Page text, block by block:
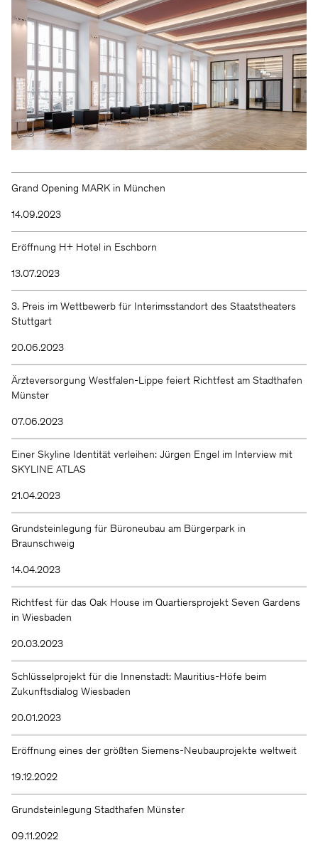
Grand Opening MARK in München
14.09.2023
Eröffnung H+ Hotel in Eschborn
13.07.2023
3. Preis im Wettbewerb für Interimsstandort des Staatstheaters
Stuttgart
20.06.2023
Ärzteversorgung Westfalen-Lippe feiert Richtfest am Stadthafen
Münster
07.06.2023
Einer Skyline Identität verleihen: Jürgen Engel im Interview mit
SKYLINE ATLAS
21.04.2023
Grundsteinlegung für Büroneubau am Bürgerpark in
Braunschweig
14.04.2023
Richtfest für das Oak House im Quartiersprojekt Seven Gardens
in Wiesbaden
20.03.2023
Schlüsselprojekt für die Innenstadt: Mauritius-Höfe beim
Zukunftsdialog Wiesbaden
20.01.2023
Eröffnung eines der größten Siemens-Neubauprojekte weltweit
19.12.2022
Grundsteinlegung Stadthafen Münster
09.11.2022